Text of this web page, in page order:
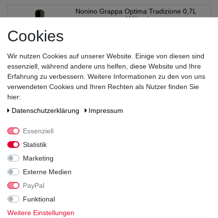
Nonino Grappa Optima Tradizione 0,7L
41% vol
0.7Liter
| 35,70 € / Liter
Cookies
Wir nutzen Cookies auf unserer Website. Einige von diesen sind
essenziell, während andere uns helfen, diese Website und Ihre
Erfahrung zu verbessern. Weitere Informationen zu den von uns
verwendeten Cookies und Ihren Rechten als Nutzer finden Sie
hier:
Daten­schutz­erklärung
Impressum
Essenziell
Statistik
Marketing
Externe Medien
PayPal
Funktional
Weitere Einstellungen